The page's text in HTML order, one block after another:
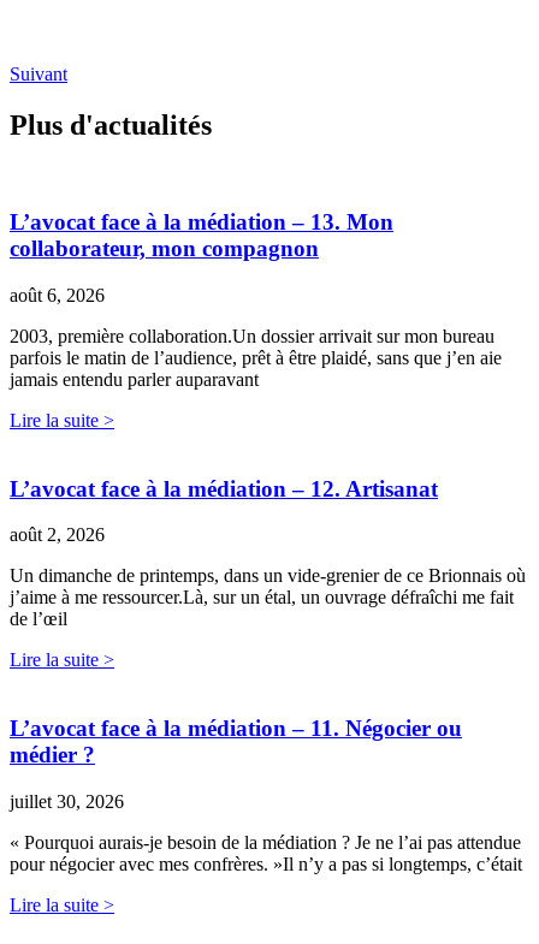
Suivant
Plus d'actualités
L’avocat face à la médiation – 13. Mon
collaborateur, mon compagnon
août 6, 2026
2003, première collaboration.Un dossier arrivait sur mon bureau
parfois le matin de l’audience, prêt à être plaidé, sans que j’en aie
jamais entendu parler auparavant
Lire la suite >
L’avocat face à la médiation – 12. Artisanat
août 2, 2026
Un dimanche de printemps, dans un vide-grenier de ce Brionnais où
j’aime à me ressourcer.Là, sur un étal, un ouvrage défraîchi me fait
de l’œil
Lire la suite >
L’avocat face à la médiation – 11. Négocier ou
médier ?
juillet 30, 2026
« Pourquoi aurais-je besoin de la médiation ? Je ne l’ai pas attendue
pour négocier avec mes confrères. »Il n’y a pas si longtemps, c’était
Lire la suite >